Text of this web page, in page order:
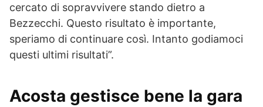
cercato di sopravvivere stando dietro a
Bezzecchi. Questo risultato è importante,
speriamo di continuare così. Intanto godiamoci
questi ultimi risultati”.
Acosta gestisce bene la gara